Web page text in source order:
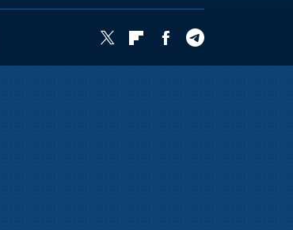
Twitter FlipboardFacebook